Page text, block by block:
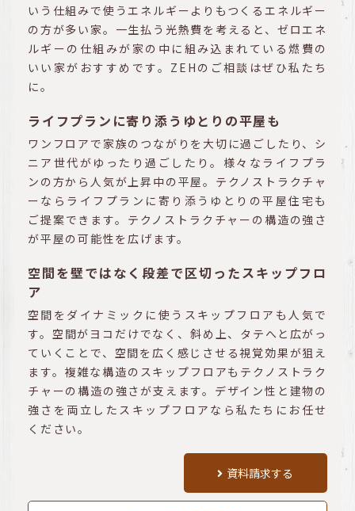
いう仕組みで使うエネルギーよりもつくるエネルギー
の方が多い家。一生払う光熱費を考えると、ゼロエネ
ルギーの仕組みが家の中に組み込まれている燃費の
いい家がおすすめです。ZEHのご相談はぜひ私たち
に。
ライフプランに寄り添うゆとりの平屋も
ワンフロアで家族のつながりを大切に過ごしたり、シ
ニア世代がゆったり過ごしたり。様々なライフプラ
ンの方から人気が上昇中の平屋。テクノストラクチャ
ーならライフプランに寄り添うゆとりの平屋住宅も
ご提案できます。テクノストラクチャーの構造の強さ
が平屋の可能性を広げます。
空間を壁ではなく段差で区切ったスキップフロ
ア
空間をダイナミックに使うスキップフロアも人気で
す。空間がヨコだけでなく、斜め上、タテへと広がっ
ていくことで、空間を広く感じさせる視覚効果が狙え
ます。複雑な構造のスキップフロアもテクノストラク
チャーの構造の強さが支えます。デザイン性と建物の
強さを両立したスキップフロアなら私たちにお任せ
ください。
資料請求する